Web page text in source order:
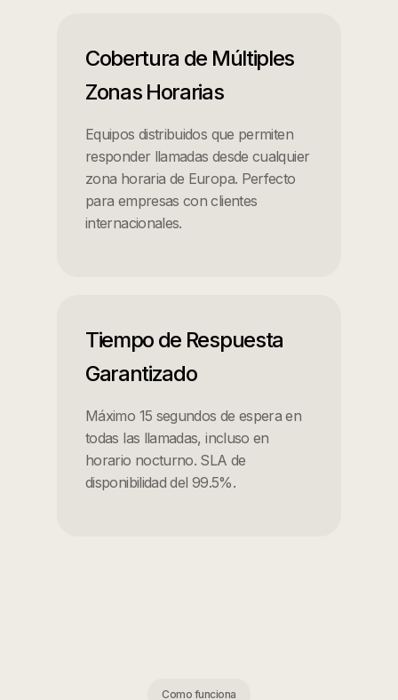
Cobertura de Múltiples
Zonas Horarias
Equipos distribuidos que permiten
responder llamadas desde cualquier
zona horaria de Europa. Perfecto
para empresas con clientes
internacionales.
Tiempo de Respuesta
Garantizado
Máximo 15 segundos de espera en
todas las llamadas, incluso en
horario nocturno. SLA de
disponibilidad del 99.5%.
Como funciona